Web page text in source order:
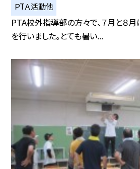
ＰTＡ活動他
PTA校外指導部の方々で、７月と８
を行いました。とても暑い...